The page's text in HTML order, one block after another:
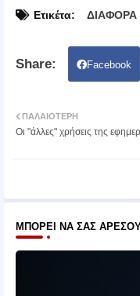
Ετικέτα: ΔΙΑΦΟΡΑ
Facebook
ΠΑΛΑΙΌΤΕΡΗ
Οι "άλλες" χρήσεις της
ΜΠΟΡΕΊ ΝΑ ΣΑΣ